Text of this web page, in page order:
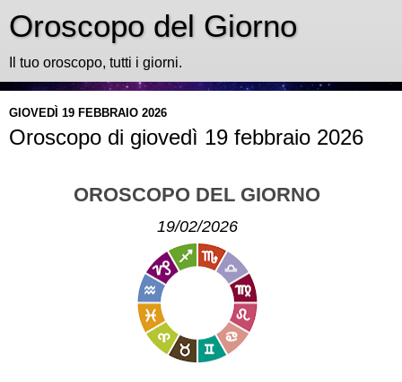
Oroscopo del Giorno
Il tuo oroscopo, tutti i giorni.
GIOVEDÌ 19 FEBBRAIO 2026
Oroscopo di giovedì 19 febbraio 2026
OROSCOPO DEL GIORNO
19/02/2026